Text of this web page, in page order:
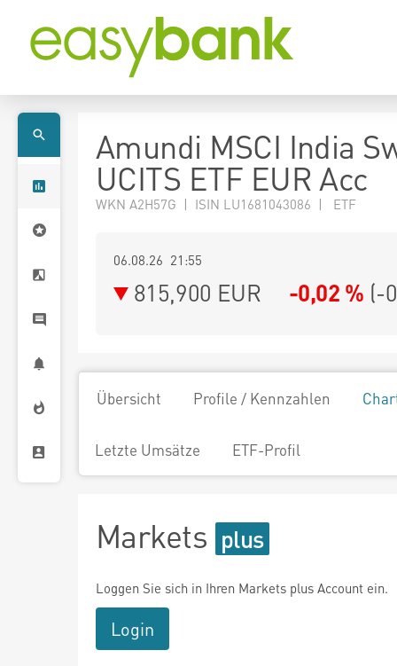
Amundi MSCI India
UCITS ETF EUR Acc
WKN A2H57G | ISIN LU1681043086 | ETF
06.08.26 21:55
815,900 EUR -0,02 % (-
Übersicht Profile / Kennzahlen
Letzte Umsätze ETF-Profil
Markets
Loggen Sie sich in Ihren Markets plus Account ein.
Login